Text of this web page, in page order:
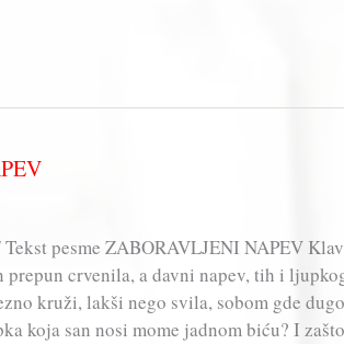
pesme ZABORAVLJENI NAPEV
crvenila, a davni napev, tih i
kruži, lakši nego svila, sobom gde dugo
koja san nosi mome jadnom biću? I zašto